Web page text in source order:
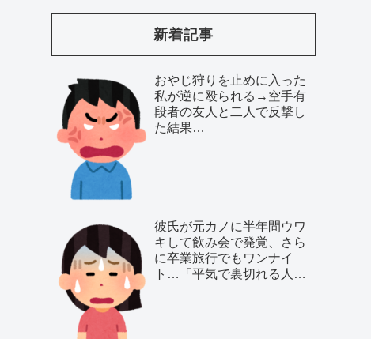
新着記事
おやじ狩りを止めに入った
私が逆に殴られる→空手有
段者の友人と二人で反撃し
た結果…
彼氏が元カノに半年間ウワ
キして飲み会で発覚、さら
に卒業旅行でもワンナイ
ト…「平気で裏切れる人種